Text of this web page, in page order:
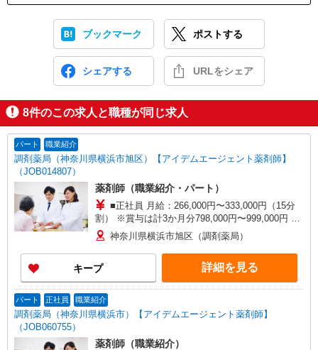
ブックマーク ポストする
シェアする URLをシェア
8件のこの求人と職種が同じ求人
パート 職業紹介
調剤薬局（神奈川県横浜市旭区）【アイデムエージェント薬剤師】
（JOB014807）
薬剤師（職業紹介・パート）
■正社員 月給：266,000円〜333,000円（15分
割） ※賞与は計3か月分798,000円〜999,000円 ※
経験等を考慮の上、面接にて決定します。 ■パー
ト 時給：2000円以上 ※経験考慮します
神奈川県横浜市旭区（調剤薬局）
キープ 詳細を見る
パート 正社員 職業紹介
調剤薬局（神奈川県横浜市）【アイデムエージェント薬剤師】
（JOB060755）
薬剤師（職業紹介）